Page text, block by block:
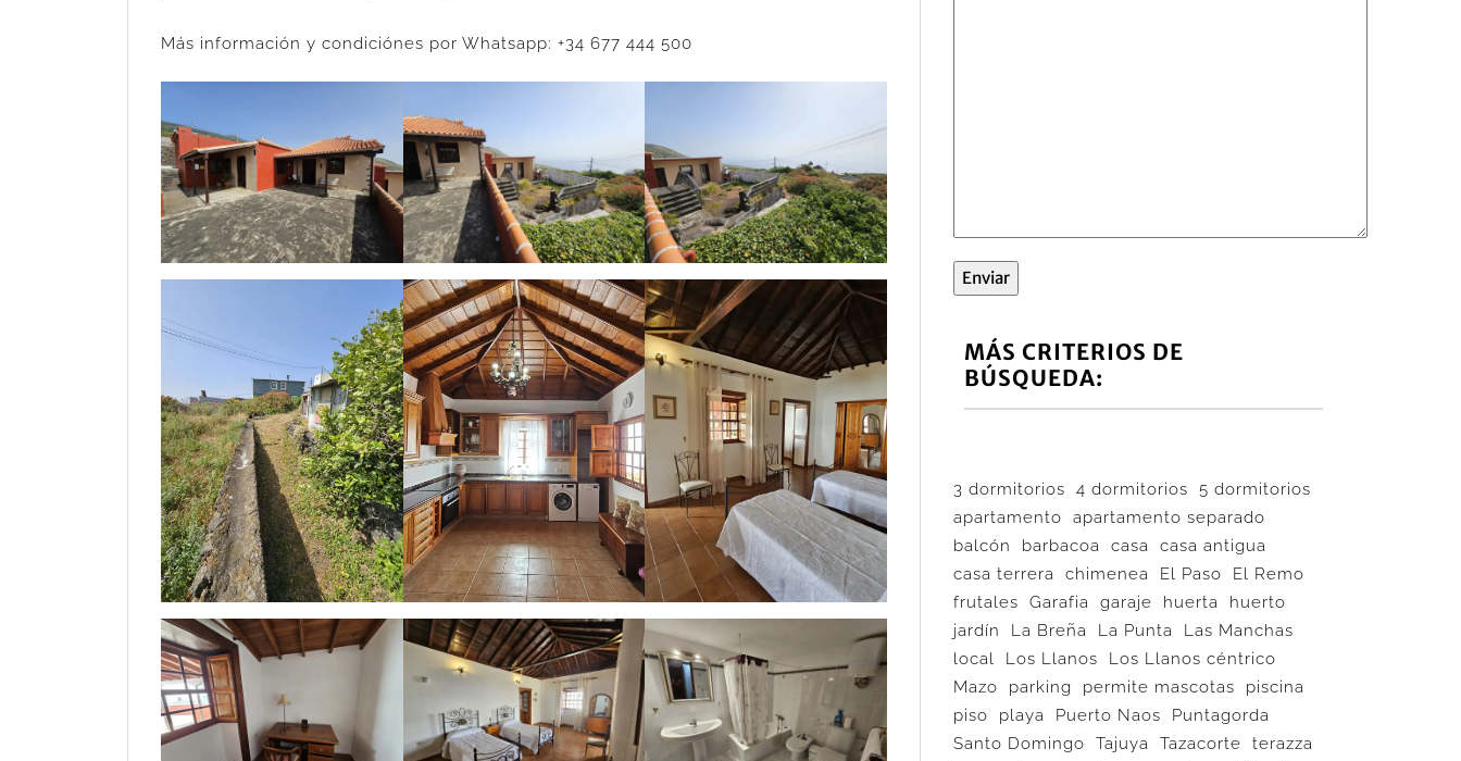
Más información y condiciónes por Whatsapp: +34 677 444 500
MÁS CRITERIOS DE
BÚSQUEDA:
3 dormitorios 4 dormitorios
5 dormitorios
apartamento
apartamento separado
balcón
barbacoa casa
casa antigua
casa terrera
chimenea El Paso
El Remo
frutales
Garafia garaje huerta
huerto
jardín
La Breña La Punta
Las Manchas
local
Los Llanos
Los Llanos céntrico
Mazo
parking permite mascotas
piscina
piso
playa Puerto Naos
Puntagorda
Santo Domingo
Tajuya Tazacorte
terazza